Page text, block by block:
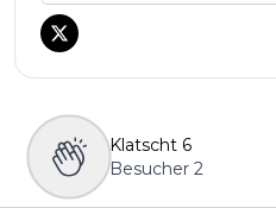
Klatscht 6
Besucher 2